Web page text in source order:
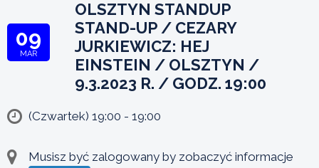
09
MAR
OLSZTYN STANDUP
STAND-UP / CEZARY
JURKIEWICZ: HEJ
EINSTEIN / OLSZTYN /
9.3.2023 R. / GODZ. 19:00
(Czwartek) 19:00 - 19:00
Musisz być zalogowany by zobaczyć informacje